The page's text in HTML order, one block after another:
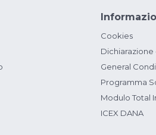
Cookies
General
Programma
Modulo Total
ICEX DANA